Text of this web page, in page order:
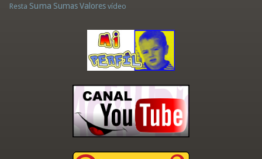
Resta Suma Sumas Valores vídeo